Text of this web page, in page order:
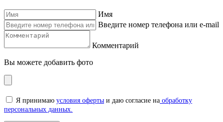
Имя
Введите номер телефона или e-mail
Комментарий
Вы можете добавить фото
Я принимаю условия оферты и даю согласие на обработку
персональных данных.